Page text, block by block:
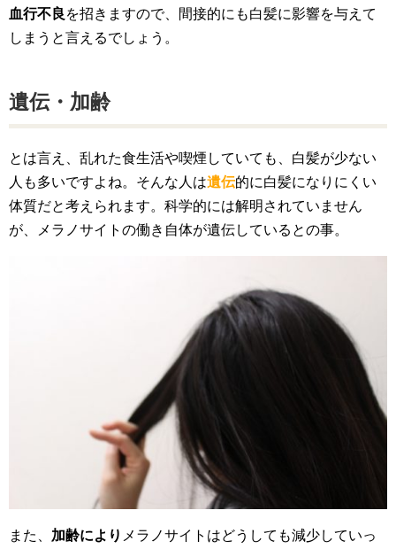
血行不良 を招きますので、間接的にも白髪に影響を与えて
しまうと言えるでしょう。
遺伝・加齢
とは言え、乱れた食生活や喫煙していても、白髪が少ない
人も多いですよね。そんな人は遺伝的に白髪になりにくい
体質だと考えられます。科学的には解明されていません
が、メラノサイトの働き自体が遺伝しているとの事。
また、 加齢により メラノサイトはどうしても減少していっ